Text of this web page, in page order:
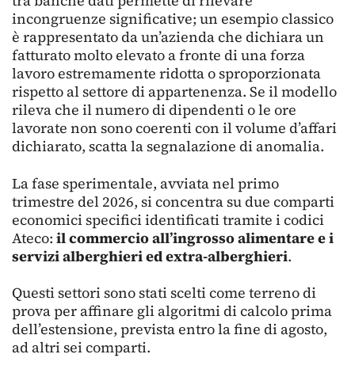
incongruenze significative; un esempio classico
è rappresentato da un’azienda che dichiara un
fatturato molto elevato a fronte di una forza
lavoro estremamente ridotta o sproporzionata
rispetto al settore di appartenenza. Se il modello
rileva che il numero di dipendenti o le ore
lavorate non sono coerenti con il volume d’affari
dichiarato, scatta la segnalazione di anomalia.
La fase sperimentale, avviata nel primo
trimestre del 2026, si concentra su due comparti
economici specifici identificati tramite i codici
Ateco: il commercio all’ingrosso alimentare e i
servizi alberghieri ed extra-alberghieri.
Questi settori sono stati scelti come terreno di
prova per affinare gli algoritmi di calcolo prima
dell’estensione, prevista entro la fine di agosto,
ad altri sei comparti.